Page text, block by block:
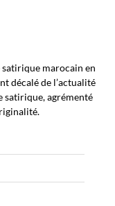
marocain en
décalé de l’actualité
satirique, agrémenté